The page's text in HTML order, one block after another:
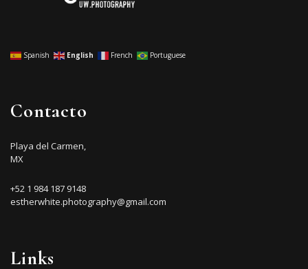
Spanish English French Portuguese
Contacto
Playa del Carmen,
MX
+52 1 984 187 9148
estherwhite.photography@gmail.com
Links